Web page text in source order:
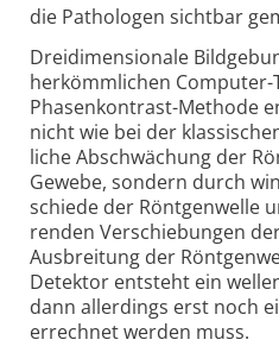
die Pathologen sichtbar
Dreidimensionale
herkömm­lichen
Phasen­kontrast-Methode
nicht wie bei der
liche Abschwächung der
Gewebe, sondern durch
schiede der Röntgen­welle
renden Verschiebungen
Ausbreitung der
Detektor entsteht ein
dann aller­dings erst noch
errechnet werden muss.